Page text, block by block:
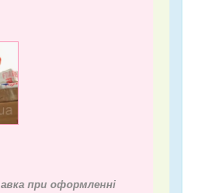
при оформленні